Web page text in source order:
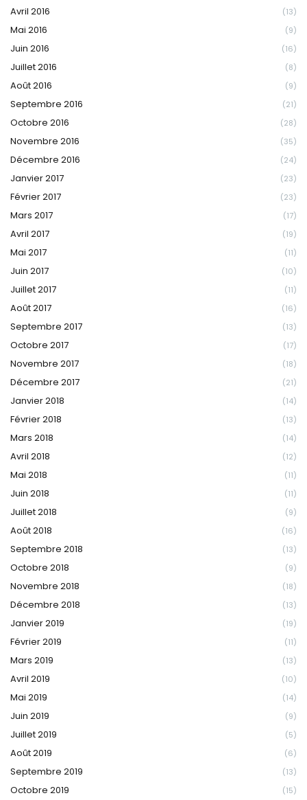
Avril 2016 (13)
Mai 2016 (9)
Juin 2016 (16)
Juillet 2016 (8)
Août 2016 (9)
Septembre 2016 (21)
Octobre 2016 (28)
Novembre 2016 (35)
Décembre 2016 (24)
Janvier 2017 (23)
Février 2017 (23)
Mars 2017 (17)
Avril 2017 (19)
Mai 2017 (11)
Juin 2017 (10)
Juillet 2017 (11)
Août 2017 (16)
Septembre 2017 (13)
Octobre 2017 (17)
Novembre 2017 (18)
Décembre 2017 (21)
Janvier 2018 (14)
Février 2018 (13)
Mars 2018 (14)
Avril 2018 (12)
Mai 2018 (11)
Juin 2018 (11)
Juillet 2018 (9)
Août 2018 (16)
Septembre 2018 (13)
Octobre 2018 (9)
Novembre 2018 (18)
Décembre 2018 (13)
Janvier 2019 (19)
Février 2019 (11)
Mars 2019 (13)
Avril 2019 (10)
Mai 2019 (14)
Juin 2019 (9)
Juillet 2019 (5)
Août 2019 (6)
Septembre 2019 (13)
Octobre 2019 (15)